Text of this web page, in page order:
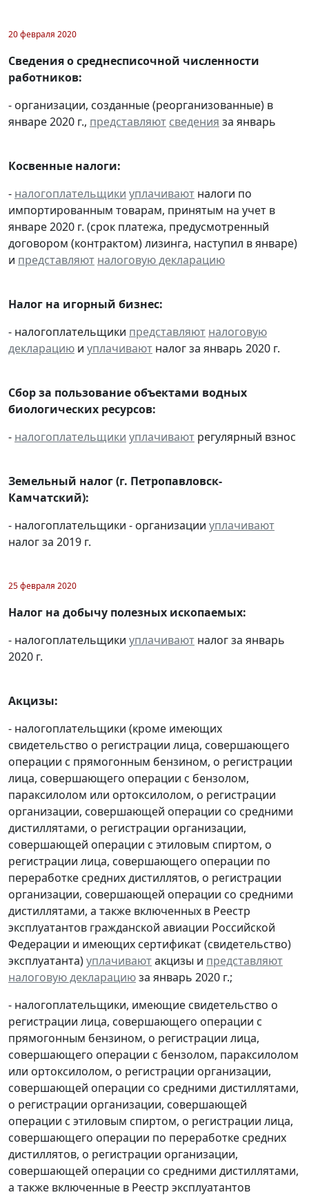
20 февраля 2020
Сведения о среднесписочной численности
работников:
- организации, созданные (реорганизованные) в
январе 2020 г., представляют сведения за январь
Косвенные налоги:
- налогоплательщики уплачивают налоги по
импортированным товарам, принятым на учет в
январе 2020 г. (срок платежа, предусмотренный
договором (контрактом) лизинга, наступил в январе)
и представляют налоговую декларацию
Налог на игорный бизнес:
- налогоплательщики представляют налоговую
декларацию и уплачивают налог за январь 2020 г.
Сбор за пользование объектами водных
биологических ресурсов:
- налогоплательщики уплачивают регулярный взнос
Земельный налог (г. Петропавловск-
Камчатский):
- налогоплательщики - организации уплачивают
налог за 2019 г.
25 февраля 2020
Налог на добычу полезных ископаемых:
- налогоплательщики уплачивают налог за январь
2020 г.
Акцизы:
- налогоплательщики (кроме имеющих
свидетельство о регистрации лица, совершающего
операции с прямогонным бензином, о регистрации
лица, совершающего операции с бензолом,
параксилолом или ортоксилолом, о регистрации
организации, совершающей операции со средними
дистиллятами, о регистрации организации,
совершающей операции с этиловым спиртом, о
регистрации лица, совершающего операции по
переработке средних дистиллятов, о регистрации
организации, совершающей операции со средними
дистиллятами, а также включенных в Реестр
эксплуатантов гражданской авиации Российской
Федерации и имеющих сертификат (свидетельство)
эксплуатанта)уплачиваютакцизы и представляют
налоговую декларациюза январь 2020 г.;
- налогоплательщики, имеющие свидетельство о
регистрации лица, совершающего операции с
прямогонным бензином, о регистрации лица,
совершающего операции с бензолом, параксилолом
или ортоксилолом, о регистрации организации,
совершающей операции со средними дистиллятами,
о регистрации организации, совершающей
операции с этиловым спиртом, о регистрации лица,
совершающего операции по переработке средних
дистиллятов, о регистрации организации,
совершающей операции со средними дистиллятами,
а также включенные в Реестр эксплуатантов